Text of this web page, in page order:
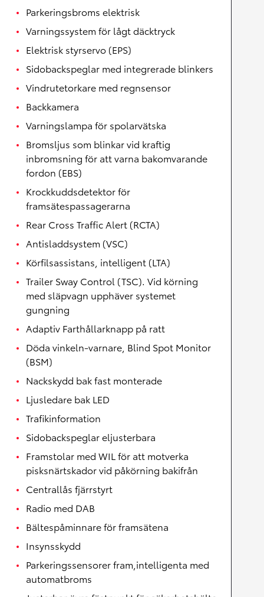
Parkeringsbroms elektrisk
Varningssystem för lågt däcktryck
Elektrisk styrservo (EPS)
Sidobackspeglar med integrerade blinkers
Vindrutetorkare med regnsensor
Backkamera
Varningslampa för spolarvätska
Bromsljus som blinkar vid kraftig
inbromsning för att varna bakomvarande
fordon (EBS)
Krockkuddsdetektor för
framsätespassagerarna
Rear Cross Traffic Alert (RCTA)
Antisladdsystem (VSC)
Körfilsassistans, intelligent (LTA)
Trailer Sway Control (TSC). Vid körning
med släpvagn upphäver systemet
gungning
Adaptiv Farthållarknapp på ratt
Döda vinkeln-varnare, Blind Spot Monitor
(BSM)
Nackskydd bak fast monterade
Ljusledare bak LED
Trafikinformation
Sidobackspeglar eljusterbara
Framstolar med WIL för att motverka
pisksnärtskador vid påkörning bakifrån
Centrallås fjärrstyrt
Radio med DAB
Bältespåminnare för framsätena
Insynsskydd
Parkeringssensorer fram,intelligenta med
automatbroms